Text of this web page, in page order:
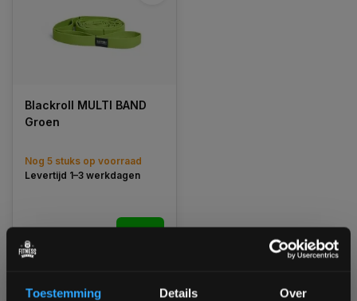
Toestemming Details Over
Blackroll MULTI BAND
Groen
Nog 5 stuks op voorraad
Levertijd 1–3 werkdagen